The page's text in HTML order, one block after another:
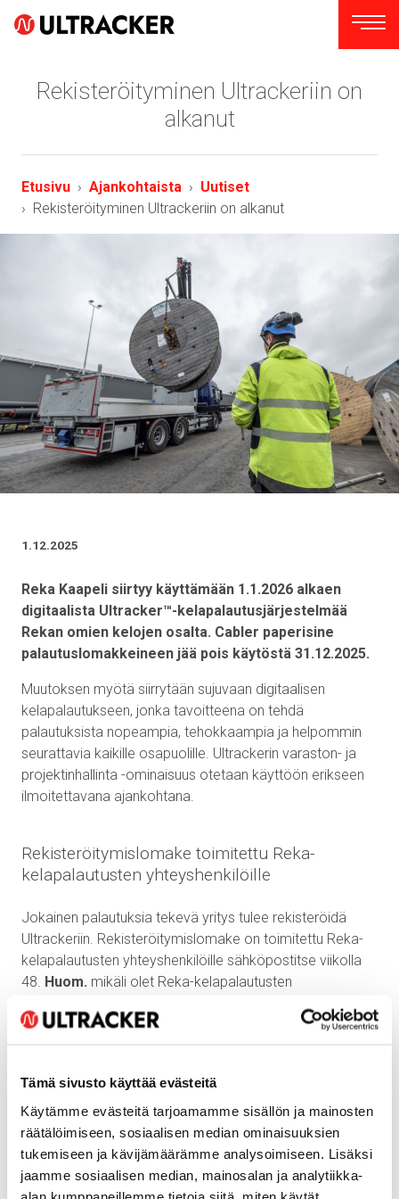
Tämä sivusto käyttää evästeitä
Käytämme evästeitä tarjoamamme sisällön ja mainosten
räätälöimiseen, sosiaalisen median ominaisuuksien
tukemiseen ja kävijämäärämme analysoimiseen. Lisäksi
jaamme sosiaalisen median, mainosalan ja analytiikka-
alan kumppaneillemme tietoja siitä, miten käytät
Rekisteröityminen Ultrackeriin on
alkanut
Etusivu Ajankohtaista
Uutiset
Rekisteröityminen Ultrackeriin on alkanut
1.12.2025
Reka Kaapeli siirtyy käyttämään 1.1.2026 alkaen
digitaalista Ultracker™-kelapalautusjärjestelmää
Rekan omien kelojen osalta. Cabler paperisine
palautuslomakkeineen jää pois käytöstä 31.12.2025.
Muutoksen myötä siirrytään sujuvaan digitaalisen
kelapalautukseen, jonka tavoitteena on tehdä
palautuksista nopeampia, tehokkaampia ja helpommin
seurattavia kaikille osapuolille. Ultrackerin varaston- ja
projektinhallinta -ominaisuus otetaan käyttöön erikseen
ilmoitettavana ajankohtana.
Rekisteröitymislomake toimitettu Reka-
kelapalautusten yhteyshenkilöille
Jokainen palautuksia tekevä yritys tulee rekisteröidä
Ultrackeriin. Rekisteröitymislomake on toimitettu Reka-
kelapalautusten yhteyshenkilöille sähköpostitse viikolla
48. Huom. mikäli olet Reka-kelapalautusten
voit ottaa yhteyttä tuoteasiantuntija Kirsi Hinkkaan,
Otamme yhteyttä lomakkeelle merkittyyn
yhteyshenkilöön tunnusten luonnin ja käyttöopastuksen
yhteydessä.
Kiitämme yhteistyöstä ja toivomme sujuvaa siirtymää
uuteen järjestelmään. Mikäli teillä on kysyttävää tai